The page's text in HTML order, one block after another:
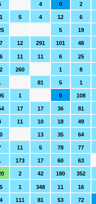
4 0 2
5 4 12 6
5 19
12 291 101 48
11 11 6 25
260 1 8
81 5 1
1 0 108
17 17 36 81
11 10 18 49
13 35 64
11 5 78 77
173 17 60 63
2 42 180 352
1 348 11 16
111 81 53 72